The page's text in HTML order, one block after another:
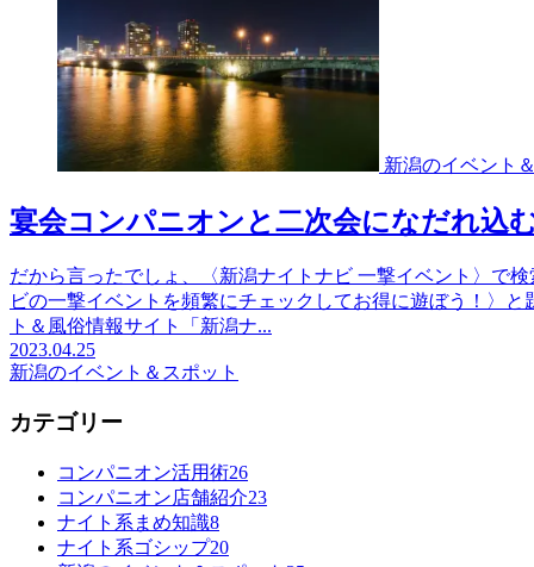
新潟のイベント
宴会コンパニオンと二次会になだれ込
だから言ったでしょ、〈新潟ナイトナビ 一撃イベント〉で
ビの一撃イベントを頻繁にチェックしてお得に遊ぼう！〉
ト＆風俗情報サイト「新潟ナ...
2023.04.25
新潟のイベント＆スポット
カテゴリー
コンパニオン活用術26
コンパニオン店舗紹介23
ナイト系まめ知識8
ナイト系ゴシップ20